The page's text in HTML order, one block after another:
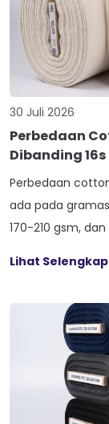
30 Juli 2026
Perbedaan
Dibanding
Perbedaan
ada pada
170-210 gsm,
satu kaos
konveksi baru
Lihat